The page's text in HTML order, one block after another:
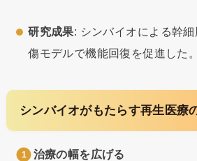
研究成果: シンバイオによる幹
傷モデルで機能回復を促進した。
シンバイオがもたらす再生医療
治療の幅を広げる